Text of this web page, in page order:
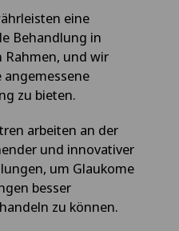
eine
Behandlung in
Rahmen, und wir
angemessene
zu bieten.
arbeiten an der
und innovativer
um Glaukome
besser
zu können.